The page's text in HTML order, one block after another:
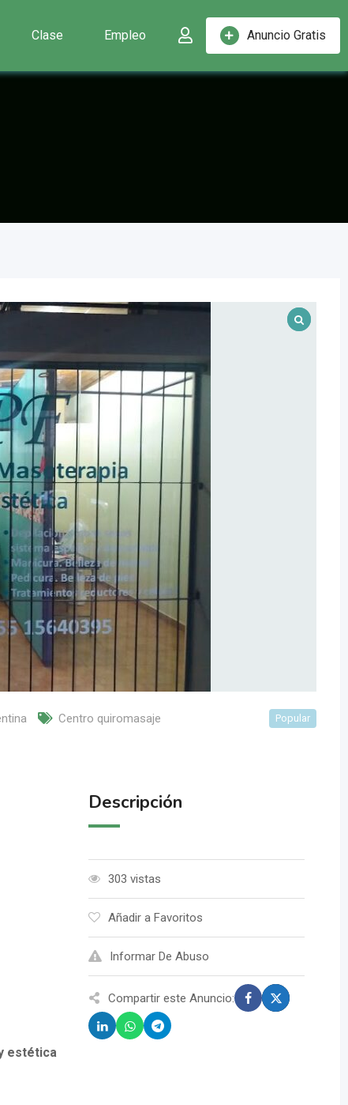
Anuncio Gratis
Clase Empleo
Centro quiromasaje Popular
estética
Descripción
303 vistas
Añadir a Favoritos
Informar De Abuso
Compartir este Anuncio: